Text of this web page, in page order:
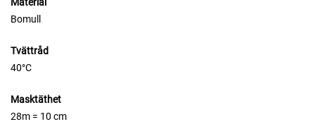
Bomull
Tvättråd
40°C
Masktäthet
28m = 10 cm